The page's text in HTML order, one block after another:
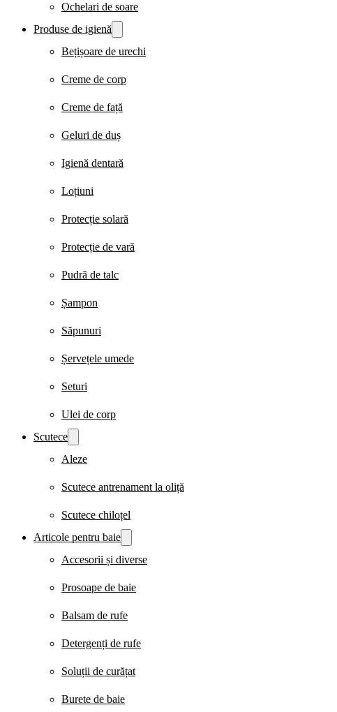
Ochelari de soare
Produse de igienă
Bețișoare de urechi
Creme de corp
Creme de față
Geluri de duș
Igienă dentară
Loțiuni
Protecție solară
Protecție de vară
Pudră de talc
Șampon
Săpunuri
Șervețele umede
Seturi
Ulei de corp
Scutece
Aleze
Scutece antrenament la oliță
Scutece chiloțel
Articole pentru baie
Accesorii și diverse
Prosoape de baie
Balsam de rufe
Detergenți de rufe
Soluții de curățat
Burete de baie